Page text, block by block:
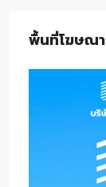
พื้นที่โฆษณา